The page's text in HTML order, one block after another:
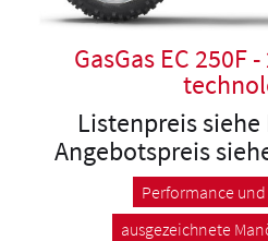
GasGas EC 250F
Listenpreis siehe
Angebotspreis
Performance
ausgezeichnete